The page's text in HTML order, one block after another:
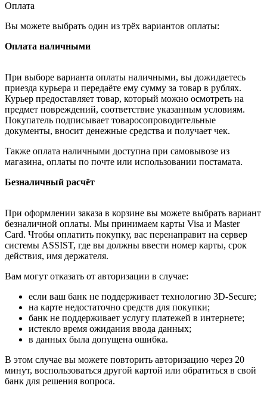
Оплата
Вы можете выбрать один из трёх вариантов оплаты:
Оплата наличными
При выборе варианта оплаты наличными, вы дожидаетесь
приезда курьера и передаёте ему сумму за товар в рублях.
Курьер предоставляет товар, который можно осмотреть на
предмет повреждений, соответствие указанным условиям.
Покупатель подписывает товаросопроводительные
документы, вносит денежные средства и получает чек.
Также оплата наличными доступна при самовывозе из
магазина, оплаты по почте или использовании постамата.
Безналичный расчёт
При оформлении заказа в корзине вы можете выбрать вариант
безналичной оплаты. Мы принимаем карты Visa и Master
Card. Чтобы оплатить покупку, вас перенаправит на сервер
системы ASSIST, где вы должны ввести номер карты, срок
действия, имя держателя.
Вам могут отказать от авторизации в случае:
если ваш банк не поддерживает технологию 3D-Secure;
на карте недостаточно средств для покупки;
банк не поддерживает услугу платежей в интернете;
истекло время ожидания ввода данных;
в данных была допущена ошибка.
В этом случае вы можете повторить авторизацию через 20
минут, воспользоваться другой картой или обратиться в свой
банк для решения вопроса.